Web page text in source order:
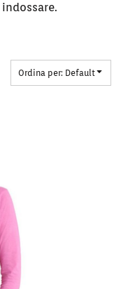
Ordina per: Default